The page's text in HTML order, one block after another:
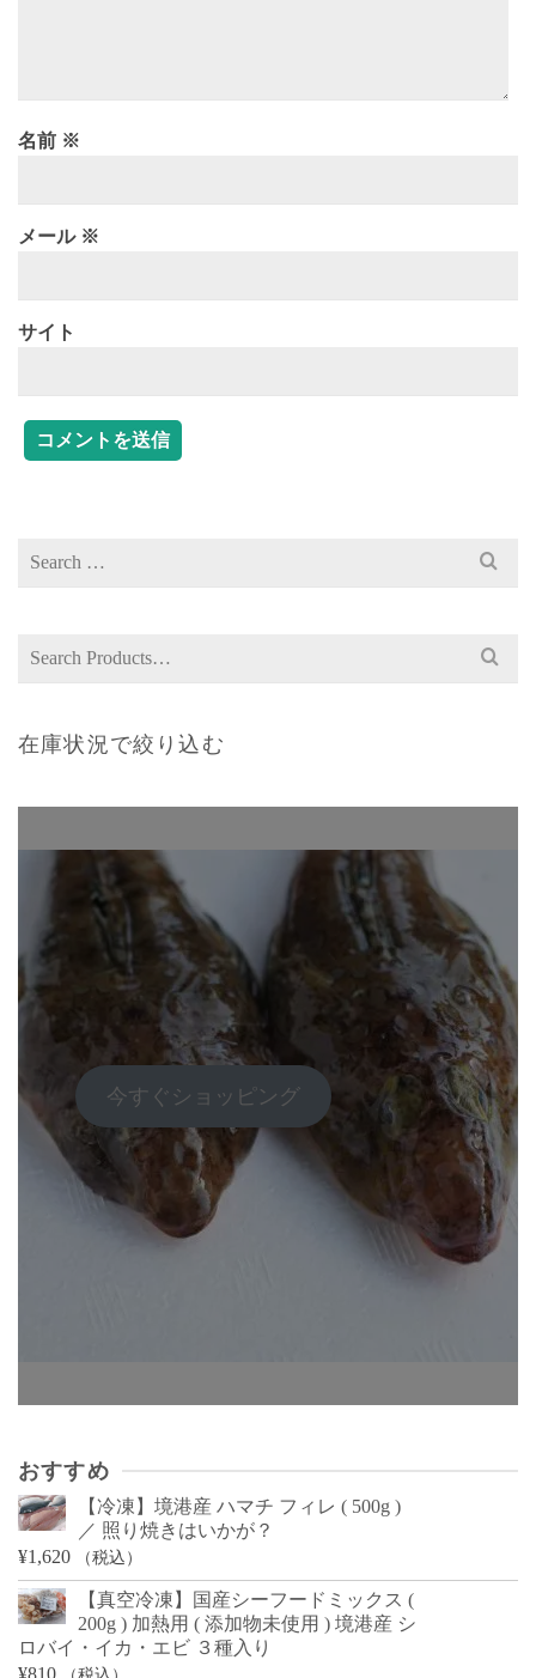
名前 ※
メール ※
サイト
Search
Search
在庫状況で絞り込む
今すぐショッピング
おすすめ
【冷凍】境港産 ハマチ フィレ ( 500g )
／ 照り焼きはいかが？
¥1,620 （税込）
【真空冷凍】国産シーフードミックス (
200g ) 加熱用 ( 添加物未使用 ) 境港産 シ
ロバイ・イカ・エビ ３種入り